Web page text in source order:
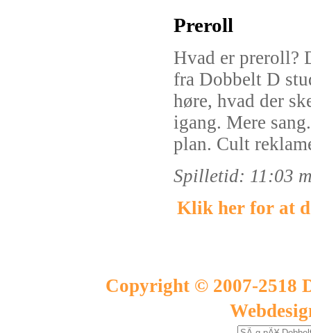
Preroll
Hvad er preroll?
fra Dobbelt D
høre, hvad der
igang. Mere
plan. Cult
Spilletid: 11:03
Klik her for at
Copyright © 2007-2518